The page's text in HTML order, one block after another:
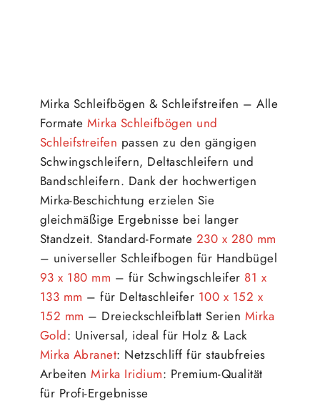
Mirka Schleifbögen & Schleifstreifen – Alle
Formate Mirka Schleifbögen und
Schleifstreifen passen zu den gängigen
Schwingschleifern, Deltaschleifern und
Bandschleifern. Dank der hochwertigen
Mirka-Beschichtung erzielen Sie
gleichmäßige Ergebnisse bei langer
Standzeit. Standard-Formate 230 x 280 mm
– universeller Schleifbogen für Handbügel
93 x 180 mm – für Schwingschleifer 81 x
133 mm – für Deltaschleifer 100 x 152 x
152 mm – Dreieckschleifblatt Serien Mirka
Gold: Universal, ideal für Holz & Lack
Mirka Abranet: Netzschliff für staubfreies
ArbeitenMirka Iridium: Premium-Qualität
für Profi-Ergebnisse